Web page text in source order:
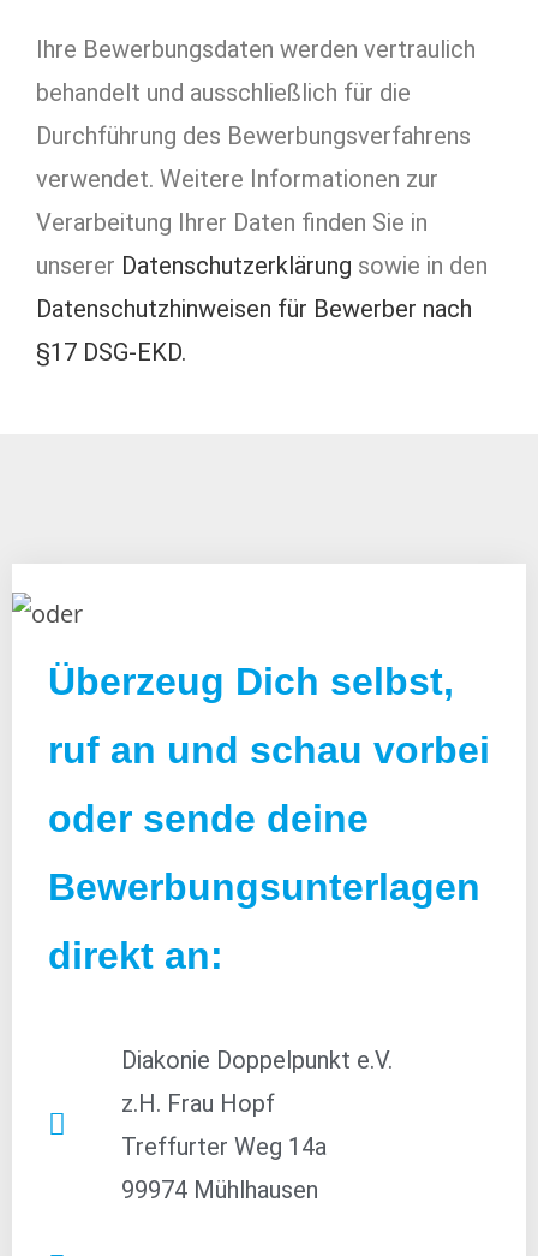
Ihre Bewerbungsdaten werden vertraulich
behandelt und ausschließlich für die
Durchführung des Bewerbungsverfahrens
verwendet. Weitere Informationen zur
Verarbeitung Ihrer Daten finden Sie in
unserer Datenschutzerklärung sowie in den
Datenschutzhinweisen für Bewerber nach
§17 DSG-EKD.
Überzeug Dich selbst,
ruf an und schau vorbei
oder sende deine
Bewerbungsunterlagen
direkt an:
Diakonie Doppelpunkt e.V.
z.H. Frau Hopf
Treffurter Weg 14a
99974 Mühlhausen